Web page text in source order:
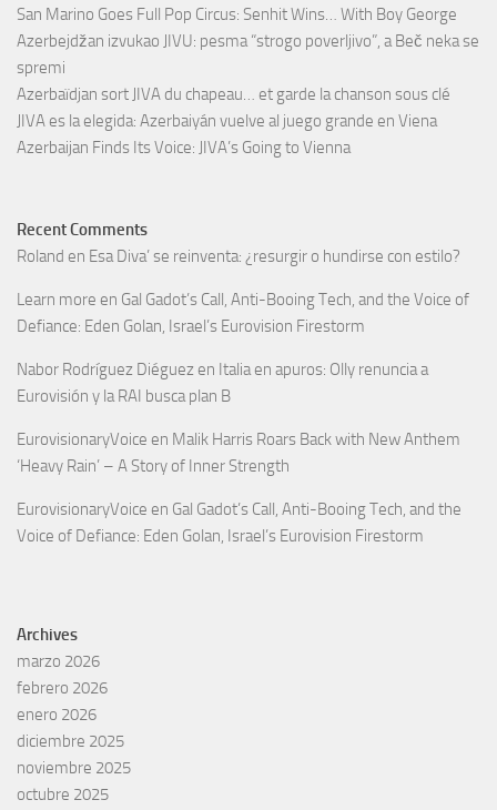
San Marino Goes Full Pop Circus: Senhit Wins… With Boy George
Azerbejdžan izvukao JIVU: pesma “strogo poverljivo”, a Beč neka se
spremi
Azerbaïdjan sort JIVA du chapeau… et garde la chanson sous clé
JIVA es la elegida: Azerbaiyán vuelve al juego grande en Viena
Azerbaijan Finds Its Voice: JIVA’s Going to Vienna
Recent Comments
Roland en Esa Diva’ se reinventa: ¿resurgir o hundirse con estilo?
Learn more en Gal Gadot’s Call, Anti-Booing Tech, and the Voice of
Defiance: Eden Golan, Israel’s Eurovision Firestorm
Nabor Rodríguez Diéguez en Italia en apuros: Olly renuncia a
Eurovisión y la RAI busca plan B
EurovisionaryVoice en Malik Harris Roars Back with New Anthem
‘Heavy Rain’ – A Story of Inner Strength
EurovisionaryVoice en Gal Gadot’s Call, Anti-Booing Tech, and the
Voice of Defiance: Eden Golan, Israel’s Eurovision Firestorm
Archives
marzo 2026
febrero 2026
enero 2026
diciembre 2025
noviembre 2025
octubre 2025